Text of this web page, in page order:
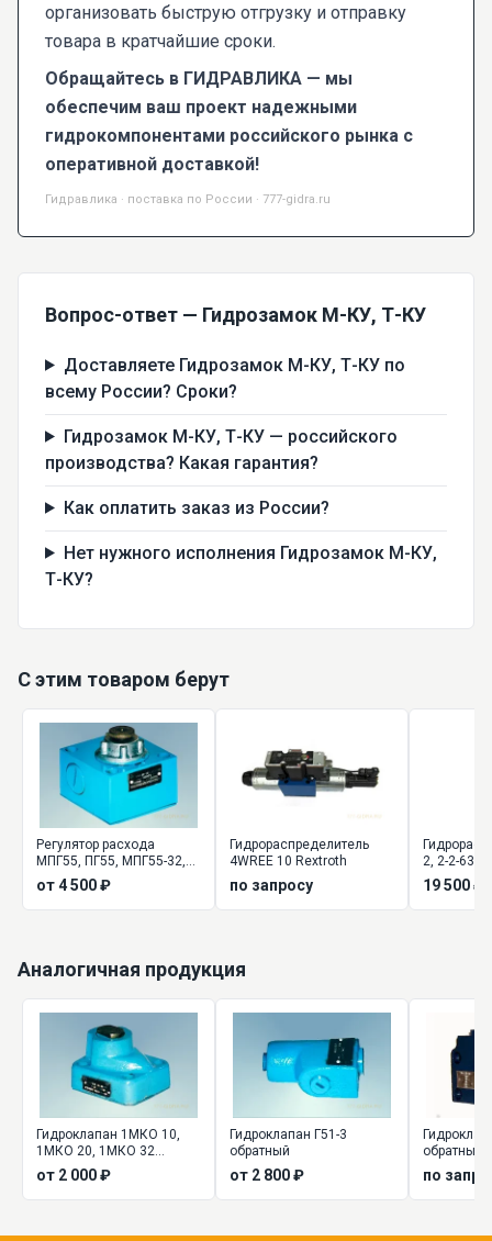
организовать быструю отгрузку и отправку
товара в кратчайшие сроки.
Обращайтесь в ГИДРАВЛИКА — мы
обеспечим ваш проект надежными
гидрокомпонентами российского рынка с
оперативной доставкой!
Гидравлика · поставка по России · 777-gidra.ru
Вопрос-ответ — Гидрозамок М-КУ, Т-КУ
Доставляете Гидрозамок М-КУ, Т-КУ по
всему России? Сроки?
Гидрозамок М-КУ, Т-КУ — российского
производства? Какая гарантия?
Как оплатить заказ из России?
Нет нужного исполнения Гидрозамок М-КУ,
Т-КУ?
С этим товаром берут
Регулятор расхода
МПГ55, ПГ55, МПГ55-32,
от 4 500 ₽
Гидрораспределитель
4WREE 10 Rextroth
по запросу
2, 2-2-63,
ССД-0630
19 500 ₽
Аналогичная продукция
Гидроклапан 1МКО 10,
1МКО 20, 1МКО 32
обратный
от 2 000 ₽
Гидроклапан Г51-3
обратный
от 2 800 ₽
обратные
по